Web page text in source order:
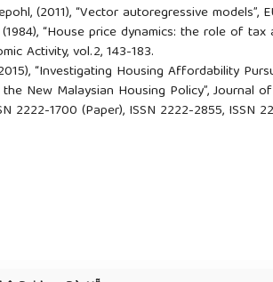
(2011), “Vector autoregressive models”,
“House price dynamics: the role of
Activity, vol.2, 143-183.
“Investigating Housing Affordability
New Malaysian Housing Policy”, Journal
2222-1700 (Paper), ISSN 2222-2855, ISSN